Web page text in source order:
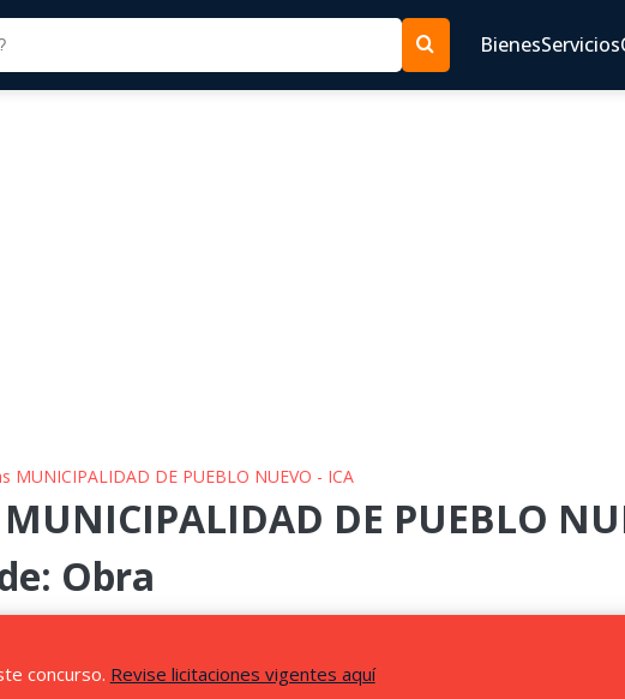
BienesServicios
MUNICIPALIDAD DE PUEBLO NUEVO - ICA
DE PUEBLO
Obra
concurso. Revise licitaciones vigentes aquí